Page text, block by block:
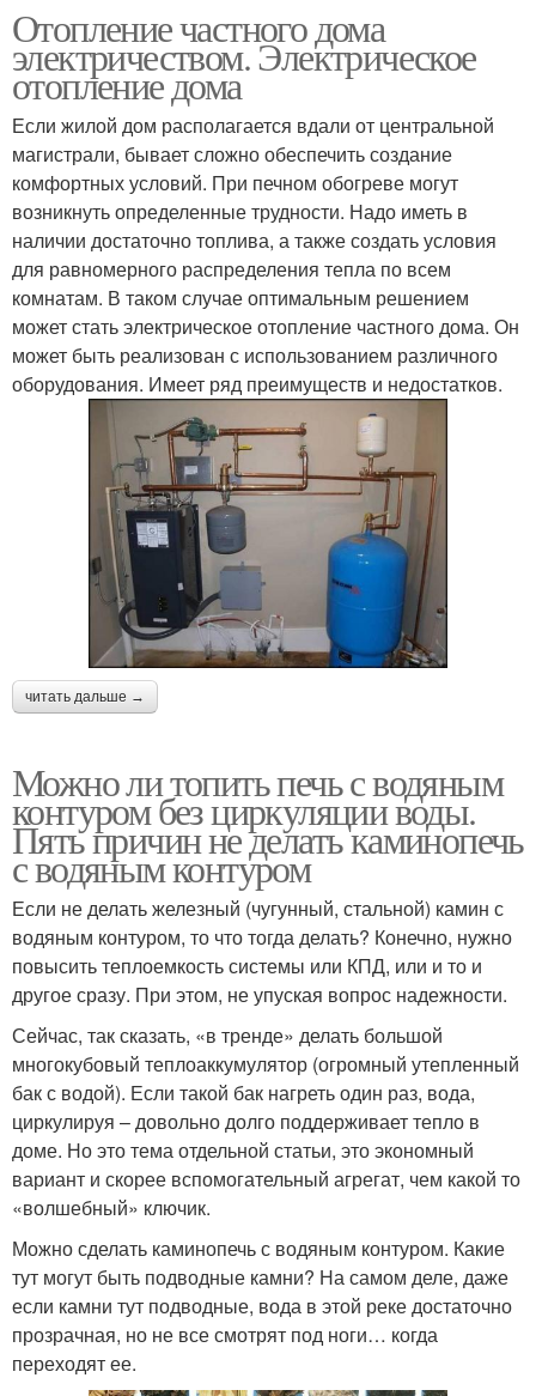
Отопление частного дома
электричеством. Электрическое
отопление дома
Если жилой дом располагается вдали от центральной
магистрали, бывает сложно обеспечить создание
комфортных условий. При печном обогреве могут
возникнуть определенные трудности. Надо иметь в
наличии достаточно топлива, а также создать условия
для равномерного распределения тепла по всем
комнатам. В таком случае оптимальным решением
может стать электрическое отопление частного дома. Он
может быть реализован с использованием различного
оборудования. Имеет ряд преимуществ и недостатков.
читать дальше →
Можно ли топить печь с водяным
контуром без циркуляции воды.
Пять причин не делать каминопечь
с водяным контуром
Если не делать железный (чугунный, стальной) камин с
водяным контуром, то что тогда делать? Конечно, нужно
повысить теплоемкость системы или КПД, или и то и
другое сразу. При этом, не упуская вопрос надежности.
Сейчас, так сказать, «в тренде» делать большой
многокубовый теплоаккумулятор (огромный утепленный
бак с водой). Если такой бак нагреть один раз, вода,
циркулируя – довольно долго поддерживает тепло в
доме. Но это тема отдельной статьи, это экономный
вариант и скорее вспомогательный агрегат, чем какой то
«волшебный» ключик.
Можно сделать каминопечь с водяным контуром. Какие
тут могут быть подводные камни? На самом деле, даже
если камни тут подводные, вода в этой реке достаточно
прозрачная, но не все смотрят под ноги… когда
переходят ее.